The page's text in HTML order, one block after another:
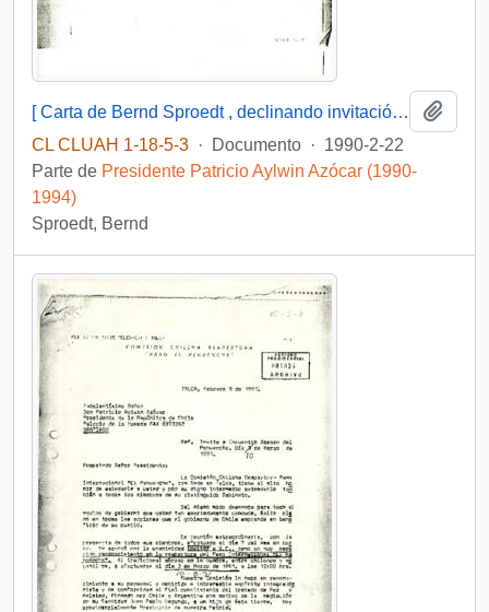
[ Carta de Bernd Sproedt , declinando invitación a acto de posesión ].
CL CLUAH 1-18-5-3 · Documento · 1990-2-22
Parte de Presidente Patricio Aylwin Azócar (1990-
1994)
Sproedt, Bernd